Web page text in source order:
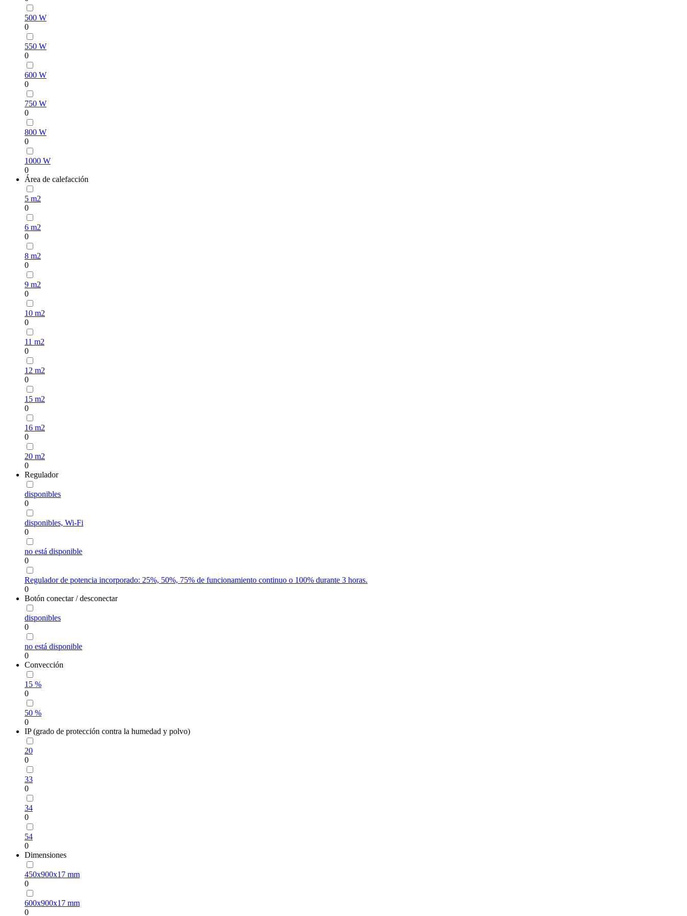
500 W
0
550 W
0
600 W
0
750 W
0
800 W
0
1000 W
0
Área de calefacción
5 m2
0
6 m2
0
8 m2
0
9 m2
0
10 m2
0
11 m2
0
12 m2
0
15 m2
0
16 m2
0
20 m2
0
Regulador
disponibles
0
disponibles, Wi-Fi
0
no está disponible
0
Regulador de potencia incorporado: 25%, 50%, 75% de funcionamiento continuo o 100% durante 3 horas.
0
Botón conectar / desconectar
disponibles
0
no está disponible
0
Convección
15 %
0
50 %
0
IP (grado de protección contra la humedad y polvo)
20
0
33
0
34
0
54
0
Dimensiones
450х900х17 mm
0
600х900х17 mm
0